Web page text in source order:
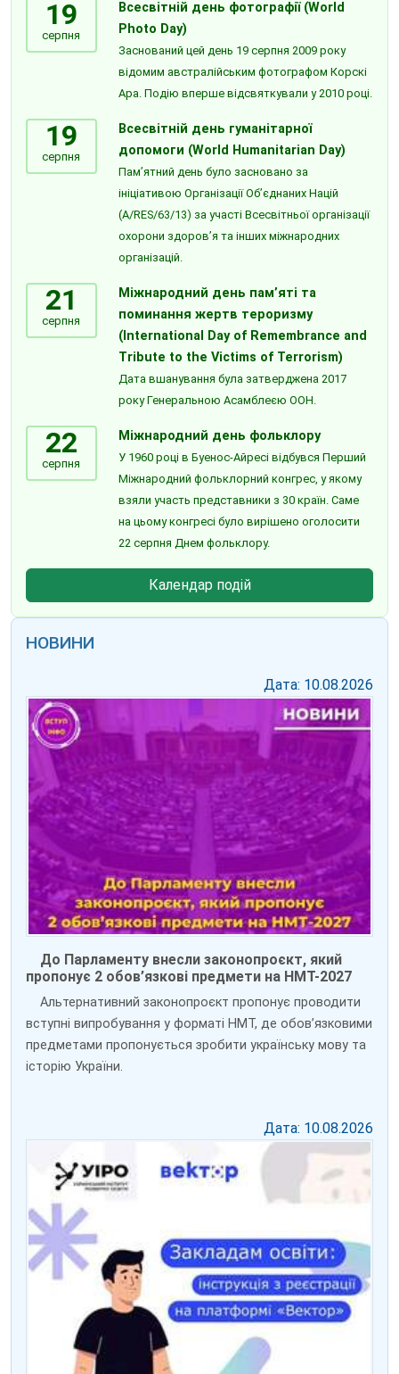
19
серпня
Всесвітній день фотографії (World
Photo Day)
Заснований цей день 19 серпня 2009 року
відомим австралійським фотографом Корскі
Ара. Подію вперше відсвяткували у 2010 році.
19
серпня
Всесвітній день гуманітарної
допомоги (World Humanitarian Day)
Пам’ятний день було засновано за
ініціативою Організації Об’єднаних Націй
(A/RES/63/13) за участі Всесвітньої організації
охорони здоров’я та інших міжнародних
організацій.
21
серпня
Міжнародний день пам’яті та
поминання жертв тероризму
(International Day of Remembrance and
Tribute to the Victims of Terrorism)
Дата вшанування була затверджена 2017
року Генеральною Асамблеєю ООН.
22
серпня
Міжнародний день фольклору
У 1960 році в Буенос-Айресі відбувся Перший
Міжнародний фольклорний конгрес, у якому
взяли участь представники з 30 країн. Саме
на цьому конгресі було вирішено оголосити
22 серпня Днем фольклору.
Календар подій
НОВИНИ
Дата: 10.08.2026
До Парламенту внесли законопроєкт, який
пропонує 2 обов’язкові предмети на НМТ-2027
Альтернативний законопроєкт пропонує проводити
вступні випробування у форматі НМТ, де обов’язковими
предметами пропонується зробити українську мову та
історію України.
Дата: 10.08.2026